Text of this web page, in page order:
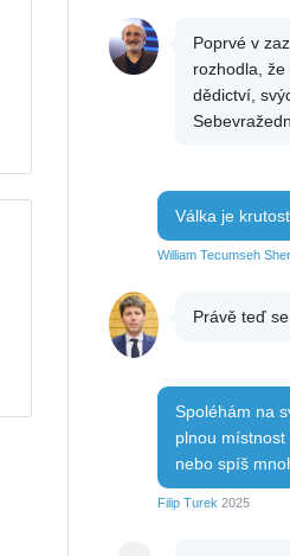
Poprvé v
rozhodla, že
dědictví,
Válka je
William Tecumseh
Právě teď
Spoléhám na
plnou místnost
nebo spíš
Filip Turek 2025